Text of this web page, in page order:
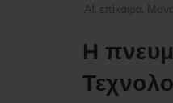
ΑΙ επίκαιρα
Η